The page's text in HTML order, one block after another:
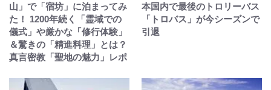
山」で「宿坊」に泊まってみ
た！ 1200年続く「霊域での
儀式」や厳かな「修行体験」
＆驚きの「精進料理」とは？
真言密教「聖地の魅力」レポ
本国内で最後のトロリーバス
「トロバス」が今シーズンで
引退